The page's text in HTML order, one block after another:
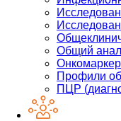
Общий
Профили
ПЦР